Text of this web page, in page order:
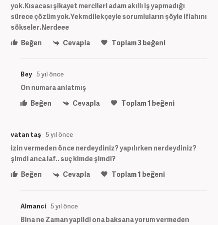
yok.Kısacası şikayet mercileri adam akıllı iş yapmadığı
sürece çözüm yok.Yekmdilekçeyle sorumluların şöyle iflahını
sökseler.Nerdeee
Beğen
Cevapla Toplam3beğeni
Bey 5 yıl önce
On numara anlatmış
Beğen
Cevapla Toplam1 beğeni
vatan taş 5 yıl önce
izin vermeden önce nerdeydiniz? yapılırken nerdeydiniz?
şimdi anca laf.. suç kimde şimdi?
Beğen
Cevapla Toplam1 beğeni
Almanci 5 yıl önce
Bina ne Zaman yapildi ona baksana yorum vermeden